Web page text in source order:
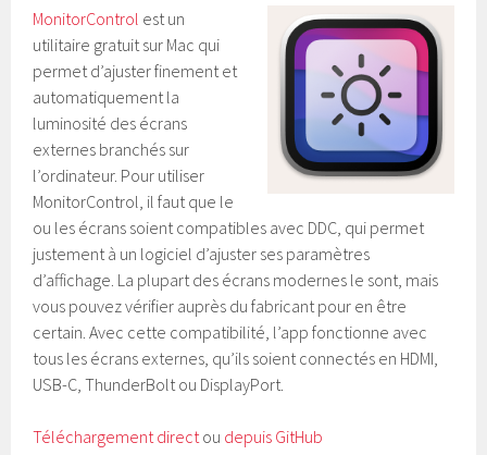
MonitorControl est un
utilitaire gratuit sur Mac qui
permet d’ajuster finement et
automatiquement la
luminosité des écrans
externes branchés sur
l’ordinateur. Pour utiliser
MonitorControl, il faut que le
ou les écrans soient compatibles avec DDC, qui permet
justement à un logiciel d’ajuster ses paramètres
d’affichage. La plupart des écrans modernes le sont, mais
vous pouvez vérifier auprès du fabricant pour en être
certain. Avec cette compatibilité, l’app fonctionne avec
tous les écrans externes, qu’ils soient connectés en HDMI,
USB-C, ThunderBolt ou DisplayPort.
Téléchargement directou depuis GitHub